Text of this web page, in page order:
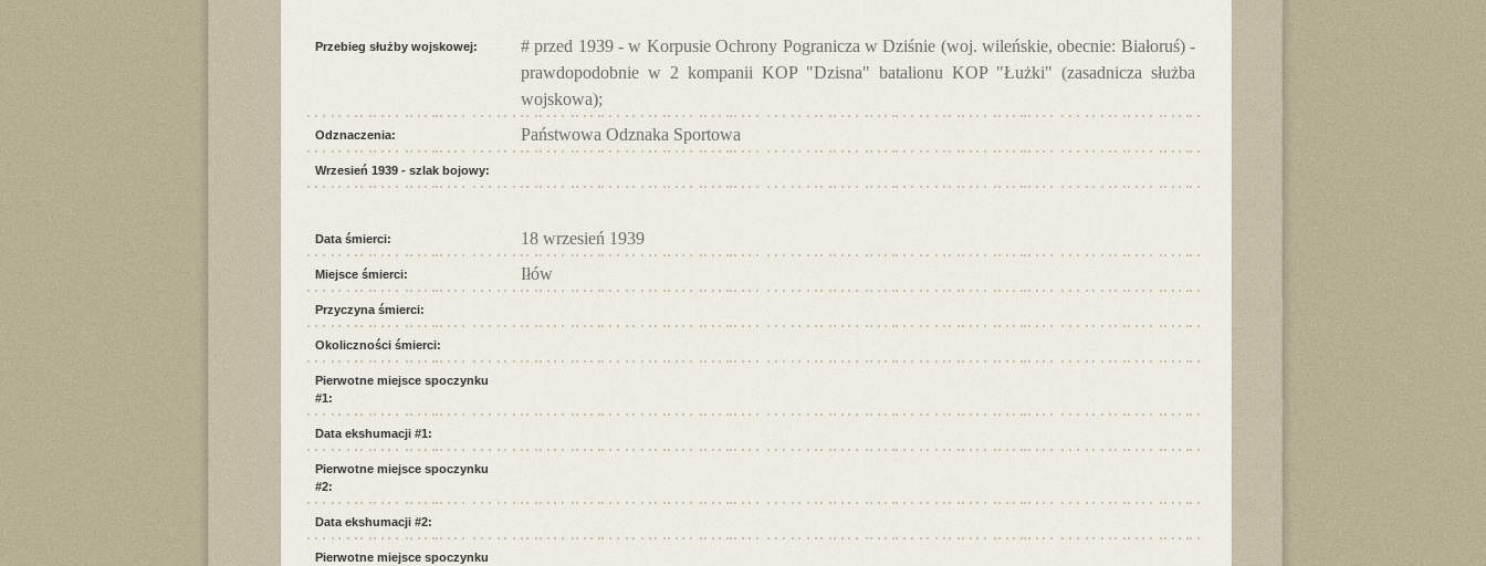
Przebieg służby wojskowej:
# przed 1939 - w Korpusie Ochrony Pogranicza w Dziśnie (woj. wileńskie, obecnie: Białoruś) -
prawdopodobnie w 2 kompanii KOP "Dzisna" batalionu KOP "Łużki" (zasadnicza służba
wojskowa);
Odznaczenia: Państwowa Odznaka Sportowa
Wrzesień 1939 - szlak bojowy:
Data śmierci: 18 wrzesień 1939
Miejsce śmierci: Iłów
Przyczyna śmierci:
Okoliczności śmierci:
Pierwotne miejsce spoczynku
#1:
Data ekshumacji #1:
Pierwotne miejsce spoczynku
#2:
Data ekshumacji #2:
Pierwotne miejsce spoczynku